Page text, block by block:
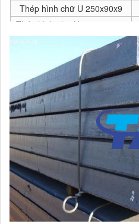
Thép hình chữ U 250x90x9
Thép hình chữ U 250x78x6.8
Thép hình chữ U 280x85x9.9
Thép hình chữ U 300x90x9
Thép hình chữ U 300x88x7
Thép hình chữ U 300x90x12
Thép hình chữ U 380x100x10.5
Thép hình chữ U 400x100x10.5